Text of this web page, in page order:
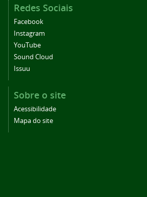
Redes Sociais
Facebook
Instagram
YouTube
Sound Cloud
Issuu
Sobre o site
Acessibilidade
Mapa do site